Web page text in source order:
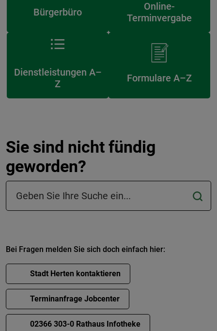
Bürgerbüro
Online-
Terminvergabe
Dienstleistungen A–
Z
Formulare A–Z
Sie sind nicht fündig
geworden?
Suchfeld in der Fußzeile
Bei Fragen melden Sie sich doch einfach hier:
Stadt Herten kontaktieren
Terminanfrage Jobcenter
02366 303-0 Rathaus Infotheke